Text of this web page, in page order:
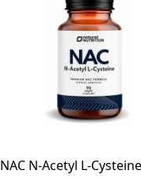
NAC N-Acetyl L-